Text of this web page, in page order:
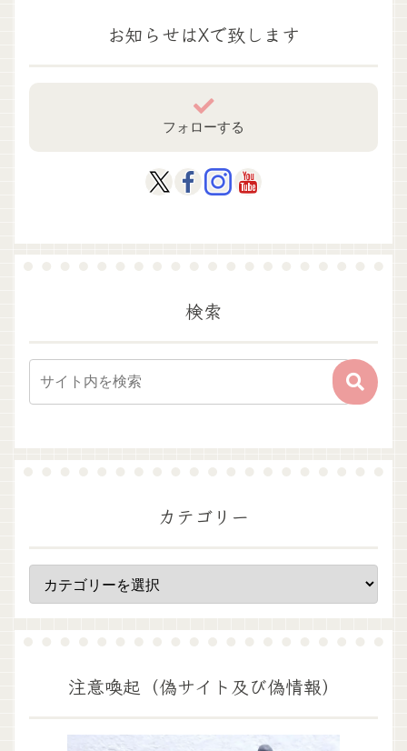
お知らせはXで致します
フォローする
検索
カテゴリー
注意喚起（偽サイト及び偽情報）